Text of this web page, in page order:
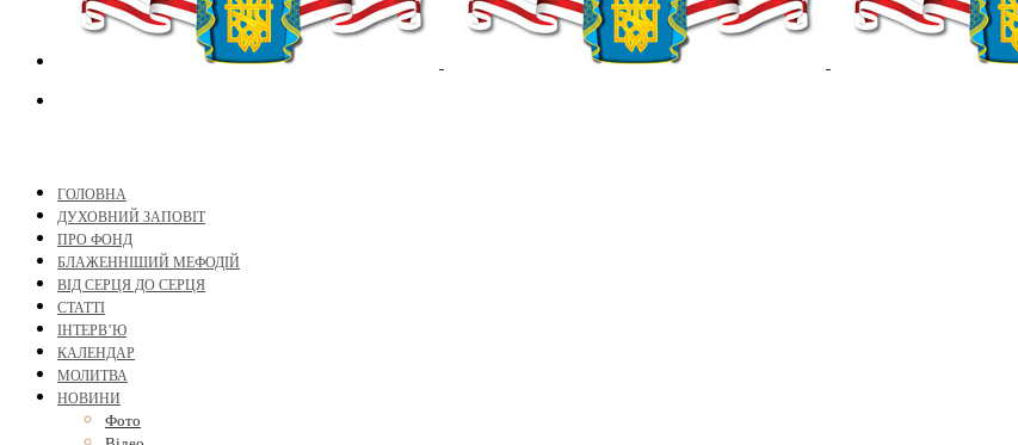
ГОЛОВНА
ДУХОВНИЙ ЗАПОВІТ
ПРО ФОНД
БЛАЖЕННІШИЙ МЕФОДІЙ
ВІД СЕРЦЯ ДО СЕРЦЯ
СТАТТІ
ІНТЕРВ’Ю
КАЛЕНДАР
МОЛИТВА
НОВИНИ
Фото